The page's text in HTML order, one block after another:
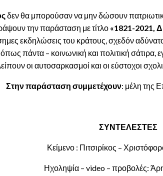
δεν θα μπορούσαν να μην δώσουν
την παράσταση με τίτλο «1821-2021,
εκδηλώσεις του κράτους, σχεδόν
πάντα – κοινωνική και πολιτική σάτιρα,
οι αυτοσαρκασμοί και οι εύστοχοι
Στην παράσταση συμμετέχουν: μέλη της
ΣΥΝΤΕΛΕΣΤΕΣ
Κείμενο : Πιτσιρίκος –
Ηχοληψία – video – προβολές: